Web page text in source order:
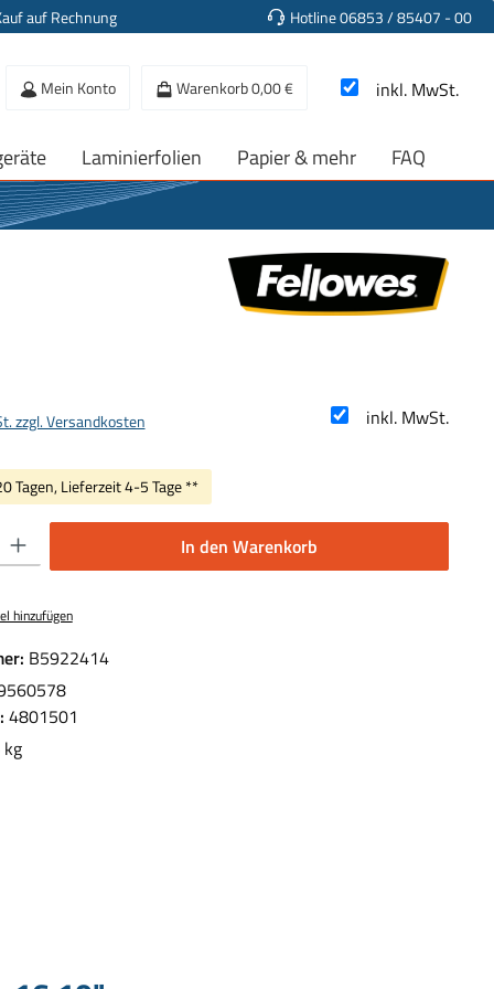
auf Rechnung Hotline 06853 / 85407 - 00
Mein Konto Warenkorb0,00 € inkl. MwSt.
Laminierfolien Papier & mehr FAQ
inkl. MwSt.
zzgl. Versandkosten
Tagen, Lieferzeit 4-5 Tage **
Gib den gewünschten Wert ein oder benutze die Schaltflächen um die
In den Warenkorb
hinzufügen
B5922414
4801501